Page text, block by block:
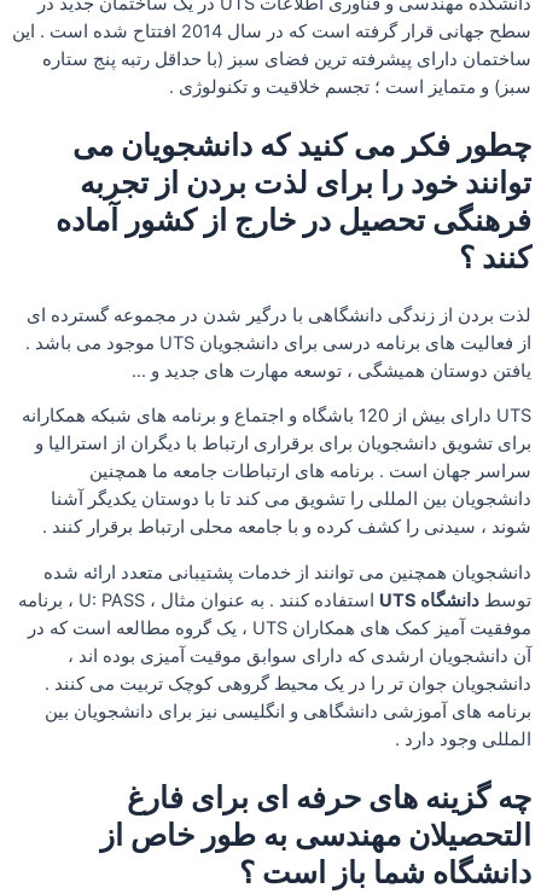
سطح جهانی قرار گرفته است که در سال 2014 افتتاح شده است . این
ساختمان دارای پیشرفته ترین فضای سبز (با حداقل رتبه پنج ستاره
سبز) و متمایز است ؛ تجسم خلاقیت و تکنولوژی .
چطور فکر می کنید که دانشجویان می
توانند خود را برای لذت بردن از تجربه
فرهنگی تحصیل در خارج از کشور آماده
کنند ؟
لذت بردن از زندگی دانشگاهی با درگیر شدن در مجموعه گسترده ای
از فعالیت های برنامه درسی برای دانشجویان UTS موجود می باشد .
یافتن دوستان همیشگی ، توسعه مهارت های جدید و …
UTS دارای بیش از 120 باشگاه و اجتماع و برنامه های شبکه همکارانه
برای تشویق دانشجویان برای برقراری ارتباط با دیگران از استرالیا و
سراسر جهان است . برنامه های ارتباطات جامعه ما همچنین
دانشجویان بین المللی را تشویق می کند تا با دوستان یکدیگر آشنا
شوند ، سیدنی را کشف کرده و با جامعه محلی ارتباط برقرار کنند .
دانشجویان همچنین می توانند از خدمات پشتیبانی متعدد ارائه شده
توسط دانشگاه UTS
استفاده کنند . به عنوان مثال ، U: PASS ، برنامه
موفقیت آمیز کمک های همکاران UTS ، یک گروه مطالعه است که در
آن دانشجویان ارشدی که دارای سوابق موقیت آمیزی بوده اند ،
دانشجویان جوان تر را در یک محیط گروهی کوچک تربیت می کنند .
برنامه های آموزشی دانشگاهی و انگلیسی نیز برای دانشجویان بین
المللی وجود دارد .
چه گزینه های حرفه ای برای فارغ
التحصیلان مهندسی به طور خاص از
دانشگاه شما باز است ؟